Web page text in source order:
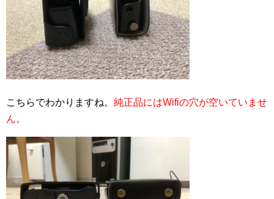
こちらでわかりますね。 純正品にはWifiの穴が空いていませ
ん。